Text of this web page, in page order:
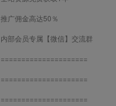
推广佣金高达50％
内部会员专属【微信】交流群
=====================
=====================
=====================